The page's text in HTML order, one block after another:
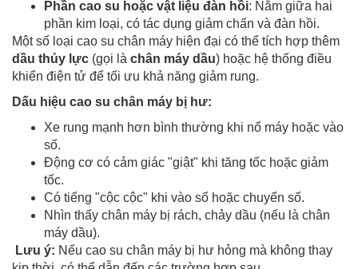
Phần cao su hoặc vật liệu đàn hồi: Nằm giữa hai
phần kim loại, có tác dụng giảm chấn và đàn hồi.
Một số loại cao su chân máy hiện đại có thể tích hợp thêm
dầu thủy lực (gọi là chân máy dầu) hoặc hệ thống điều
khiển điện tử để tối ưu khả năng giảm rung.
Dấu hiệu cao su chân máy bị hư:
Xe rung mạnh hơn bình thường khi nổ máy hoặc vào
số.
Động cơ có cảm giác "giật" khi tăng tốc hoặc giảm
tốc.
Có tiếng "cộc cộc" khi vào số hoặc chuyển số.
Nhìn thấy chân máy bị rách, chảy dầu (nếu là chân
máy dầu).
Lưu ý: Nếu cao su chân máy bị hư hỏng mà không thay